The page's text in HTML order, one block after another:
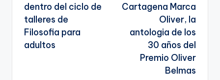
te
entradas
dentro del ciclo de
talleres de
Filosofia para
adultos
Cartagena Marca
Oliver, la
antologia de los
30 años del
Premio Oliver
Belmas